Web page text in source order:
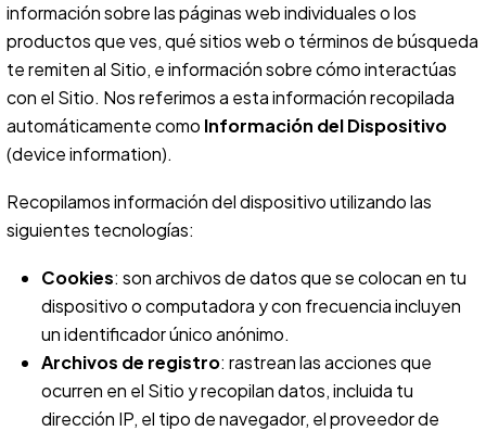
información sobre las páginas web individuales o los
productos que ves, qué sitios web o términos de búsqueda
te remiten al Sitio, e información sobre cómo interactúas
con el Sitio. Nos referimos a esta información recopilada
automáticamente como Información del Dispositivo
(device information).
Recopilamos información del dispositivo utilizando las
siguientes tecnologías:
Cookies: son archivos de datos que se colocan en tu
dispositivo o computadora y con frecuencia incluyen
un identificador único anónimo.
Archivos de registro: rastrean las acciones que
ocurren en el Sitio y recopilan datos, incluida tu
dirección IP, el tipo de navegador, el proveedor de